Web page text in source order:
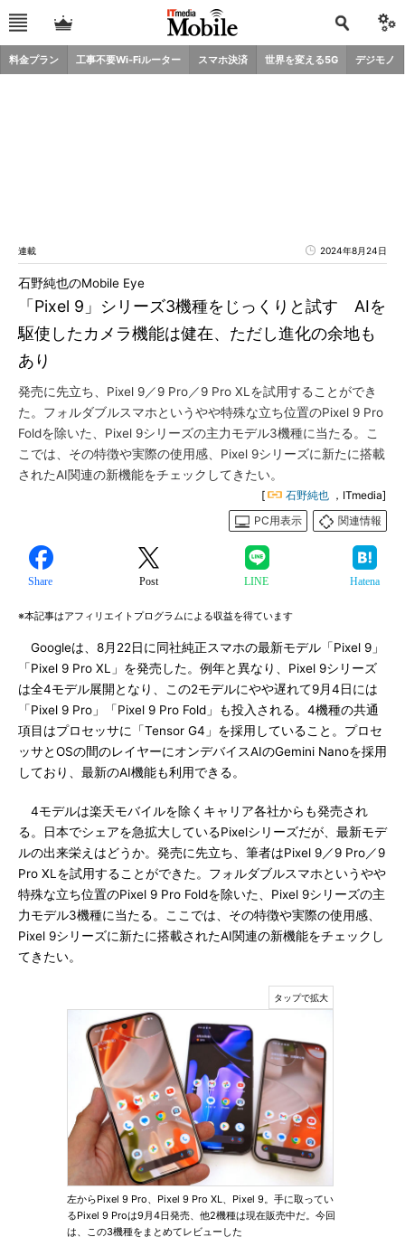
料金プラン 工事不要Wi-Fiルーター スマホ決済 世界を変える5G デジモノ
連載 2024年8月24日
「Pixel 9」シリーズ3機種をじっくりと試す AIを
駆使したカメラ機能は健在、ただし進化の余地も
あり
石野純也のMobile Eye
発売に先立ち、Pixel 9／9 Pro／9 Pro XLを試用することができ
た。フォルダブルスマホというやや特殊な立ち位置のPixel 9 Pro
Foldを除いた、Pixel 9シリーズの主力モデル3機種に当たる。こ
こでは、その特徴や実際の使用感、Pixel 9シリーズに新たに搭載
されたAI関連の新機能をチェックしてきたい。
[ 石野純也 ，ITmedia]
PC用表示
関連情報
Share Post LINE Hatena
※本記事はアフィリエイトプログラムによる収益を得ています
Googleは、8月22日に同社純正スマホの最新モデル「Pixel 9」
「Pixel 9 Pro XL」を発売した。例年と異なり、Pixel 9シリーズ
は全4モデル展開となり、この2モデルにやや遅れて9月4日には
「Pixel 9 Pro」「Pixel 9 Pro Fold」も投入される。4機種の共通
項目はプロセッサに「Tensor G4」を採用していること。プロセ
ッサとOSの間のレイヤーにオンデバイスAIのGemini Nanoを採用
しており、最新のAI機能も利用できる。
4モデルは楽天モバイルを除くキャリア各社からも発売され
る。日本でシェアを急拡大しているPixelシリーズだが、最新モデ
ルの出来栄えはどうか。発売に先立ち、筆者はPixel 9／9 Pro／9
Pro XLを試用することができた。フォルダブルスマホというやや
特殊な立ち位置のPixel 9 Pro Foldを除いた、Pixel 9シリーズの主
力モデル3機種に当たる。ここでは、その特徴や実際の使用感、
Pixel 9シリーズに新たに搭載されたAI関連の新機能をチェックし
てきたい。
左からPixel 9 Pro、Pixel 9 Pro XL、Pixel 9。手に取ってい
るPixel 9 Proは9月4日発売、他2機種は現在販売中だ。今回
は、この3機種をまとめてレビューした